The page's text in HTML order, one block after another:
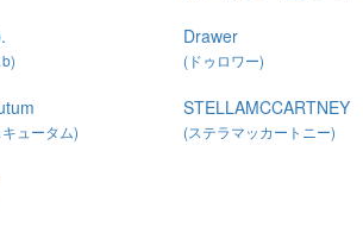
Drawer
(ドゥロワー)
ュータム)
STELLAMCCARTNEY
(ステラマッカートニー)